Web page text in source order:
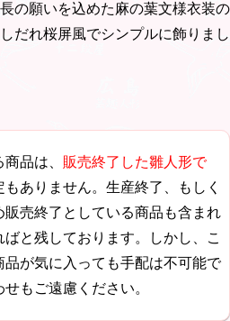
の願いを込めた麻の葉文様衣装の
だれ桜屏風でシンプルに飾りまし
品は、 販売終了した雛人形で
ありません。生産終了、もしく
売終了としている商品も含まれ
と残しております。しかし、こ
が気に入っても手配は不可能で
もご遠慮ください。